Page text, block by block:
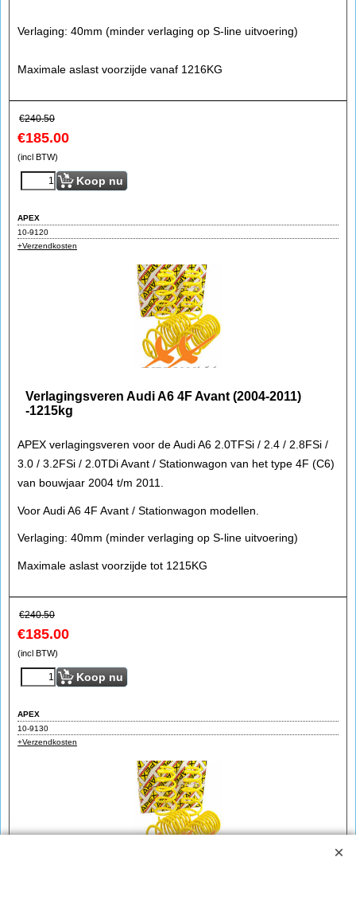
Verlaging: 40mm (minder verlaging op S-line uitvoering)
Maximale aslast voorzijde vanaf 1216KG
€240.50
€185.00
(incl BTW)
Koop nu
APEX
10-9120
+Verzendkosten
Verlagingsveren Audi A6 4F Avant (2004-2011)
-1215kg
APEX verlagingsveren voor de Audi A6 2.0TFSi / 2.4 / 2.8FSi /
3.0 / 3.2FSi / 2.0TDi Avant / Stationwagon van het type 4F (C6)
van bouwjaar 2004 t/m 2011.
Voor Audi A6 4F Avant / Stationwagon modellen.
Verlaging: 40mm (minder verlaging op S-line uitvoering)
Maximale aslast voorzijde tot 1215KG
€240.50
€185.00
(incl BTW)
Koop nu
APEX
10-9130
+Verzendkosten